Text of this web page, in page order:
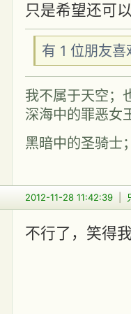
只是希望还可
有 1 位朋友
我不属于天空；
深海中的罪恶女
黑暗中的圣骑士
2012-11-28 11:42:39
不行了，笑得